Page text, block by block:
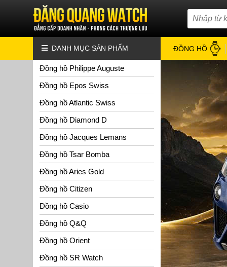
DANH MỤC SẢN PHẨM
Đồng hồ Philippe Auguste
Đồng hồ Epos Swiss
Đồng hồ Atlantic Swiss
Đồng hồ Diamond D
Đồng hồ Jacques Lemans
Đồng hồ Tsar Bomba
Đồng hồ Aries Gold
Đồng hồ Citizen
Đồng hồ Casio
Đồng hồ Q&Q
Đồng hồ Orient
Đồng hồ SR Watch
ĐỒNG HỒ